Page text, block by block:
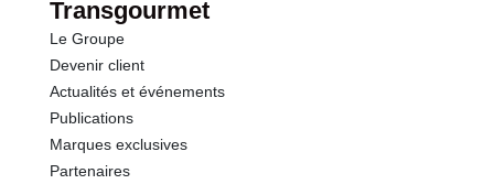
Protéines
Sel
Sodium
Transgourmet
Le Groupe
Devenir client
Actualités et événements
Publications
Marques exclusives
Partenaires